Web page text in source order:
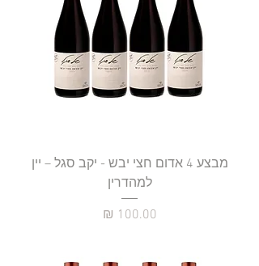
מבצע 4 אדום חצי יבש - יקב סגל – יין
למהדרין
מחיר